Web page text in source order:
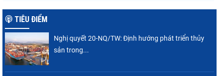
TIÊU ĐIỂM
Nghị quyết 20-NQ/TW: Định hướng phát triển thủy
sản trong...